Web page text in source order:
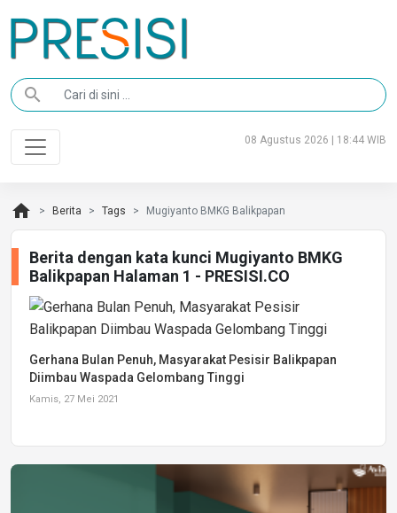
search
08 Agustus 2026 | 18:44 WIB
home Berita Tags Mugiyanto BMKG Balikpapan
Berita dengan kata kunci Mugiyanto BMKG
Balikpapan Halaman 1 - PRESISI.CO
Gerhana Bulan Penuh, Masyarakat Pesisir Balikpapan
Diimbau Waspada Gelombang Tinggi
Kamis, 27 Mei 2021